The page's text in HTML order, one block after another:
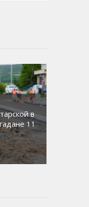
в
11